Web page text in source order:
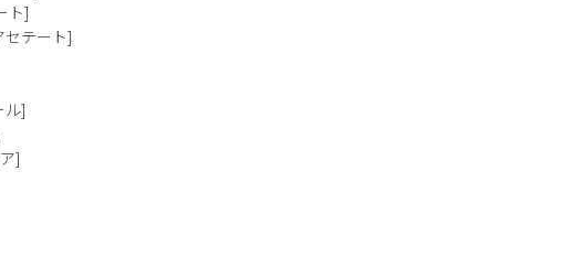
ト]
セテート]
ル]
]